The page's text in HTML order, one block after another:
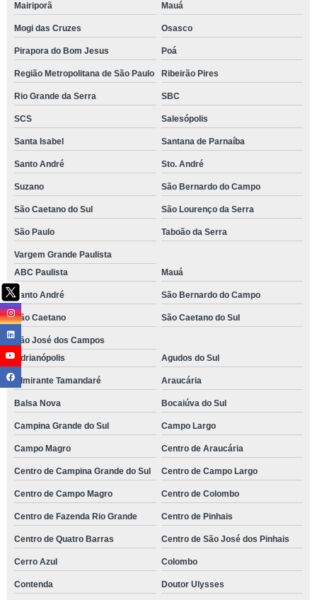
Mairiporã Mauá
Mogi das Cruzes Osasco
Pirapora do Bom Jesus Poá
Região Metropolitana de São Paulo Ribeirão Pires
Rio Grande da Serra SBC
SCS Salesópolis
Santa Isabel Santana de Parnaíba
Santo André Sto. André
Suzano São Bernardo do Campo
São Caetano do Sul São Lourenço da Serra
São Paulo Taboão da Serra
Vargem Grande Paulista
ABC Paulista
Mauá
Santo André São Bernardo do Campo
São Caetano São Caetano do Sul
São José dos Campos
Adrianópolis
Agudos do Sul
Almirante Tamandaré Araucária
Balsa Nova Bocaiúva do Sul
Campina Grande do Sul Campo Largo
Campo Magro Centro de Araucária
Centro de Campina Grande do Sul Centro de Campo Largo
Centro de Campo Magro Centro de Colombo
Centro de Fazenda Rio Grande Centro de Pinhais
Centro de Quatro Barras Centro de São José dos Pinhais
Cerro Azul Colombo
Contenda Doutor Ulysses